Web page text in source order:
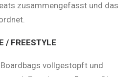
zusammengefasst und das
/ FREESTYLE
vollgestopft und